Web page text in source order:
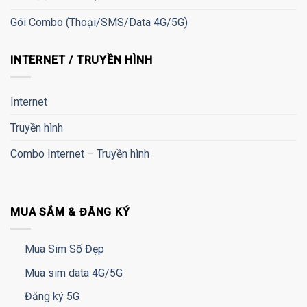
Gói Combo (Thoại/SMS/Data 4G/5G)
INTERNET / TRUYỀN HÌNH
Internet
Truyền hình
Combo Internet – Truyền hình
MUA SẮM & ĐĂNG KÝ
Mua Sim Số Đẹp
Mua sim data 4G/5G
Đăng ký 5G